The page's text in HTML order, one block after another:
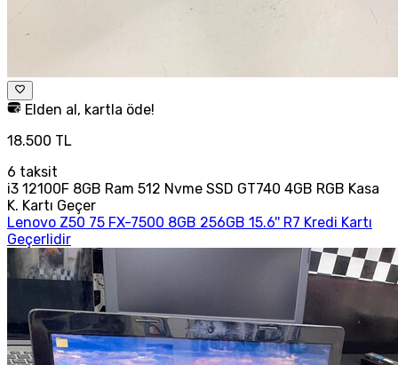
Elden al, kartla öde!
18.500 TL
6 taksit
i3 12100F 8GB Ram 512 Nvme SSD GT740 4GB RGB Kasa
K. Kartı Geçer
Lenovo Z50 75 FX-7500 8GB 256GB 15.6'' R7 Kredi Kartı
Geçerlidir